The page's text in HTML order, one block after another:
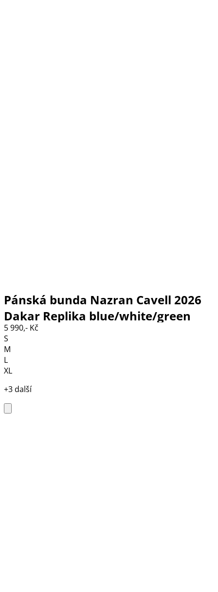
Pánská bunda Nazran Cavell 2026
Dakar Replika blue/white/green
Tech-air compatible
5 990,- Kč
S
M
L
XL
+3 další